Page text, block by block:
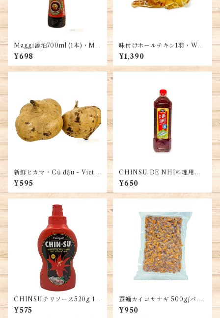
Maggi醤油700ml (1本)・Ma
ggi Soy Sauce・Nước Tươ
ng Maggi
¥698
味付けホールチキン1羽・Who
le salted chicken・Gà Ủ Mu
ối
¥1,390
新鮮ヒカマ・Củ đậu - Vietn
am Jikama 1kg
¥595
CHINSU DE NHI料理用の
デーニー魚醤1本
¥650
CHINSUチリソース520g 1
本・Chinsu Chili Sauce 520
g・Tương ớt Chinsu 520g
¥575
蚕蛹カイコサナギ 500g/パッ
ク・Silkworm pupae・Nhộn
g tằm
¥950